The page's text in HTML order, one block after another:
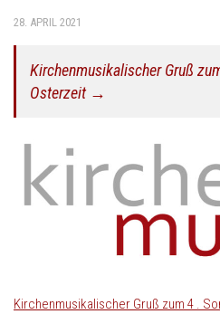
28. APRIL 2021
Kirchenmusikalischer Gruß
Osterzeit →
Kirchenmusikalischer Gruß zum 4 .